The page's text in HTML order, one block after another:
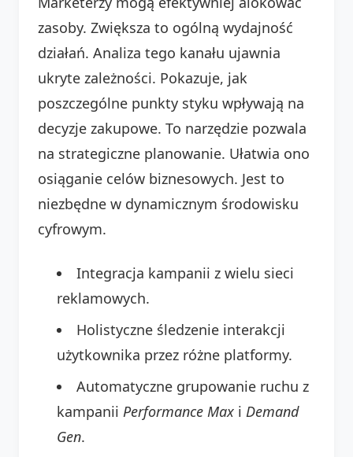
zasoby. Zwiększa to ogólną wydajność
działań. Analiza tego kanału ujawnia
ukryte zależności. Pokazuje, jak
poszczególne punkty styku wpływają na
decyzje zakupowe. To narzędzie pozwala
na strategiczne planowanie. Ułatwia ono
osiąganie celów biznesowych. Jest to
niezbędne w dynamicznym środowisku
cyfrowym.
Integracja kampanii z wielu sieci
reklamowych.
Holistyczne śledzenie interakcji
użytkownika przez różne platformy.
Automatyczne grupowanie ruchu z
kampanii Performance Max i Demand
Gen.